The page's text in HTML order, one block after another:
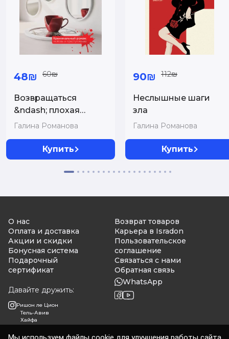
48₪ 60₪
Возвращаться
&ndash; плохая
примета
Галина Романова
Купить
90₪ 112₪
Неслышные шаги
зла
Галина Романова
Купить
О нас
Оплата и доставка
Акции и скидки
Бонусная система
Подарочный
сертификат
Давайте дружить:
Ришон ле Цион
Тель-Авив
Хайфа
Возврат товаров
Карьера в Isradon
Пользовательское
соглашение
Связаться с нами
Обратная связь
WhatsApp